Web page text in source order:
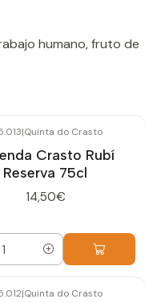
humano, fruto de
|Quinta do Crasto
Crasto Rubí
Reserva 75cl
14,50€
|Quinta do Crasto